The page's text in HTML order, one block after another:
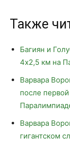
Также
Багиян и
4х2,5 км на
Варвара
после
Варвара
гигантском